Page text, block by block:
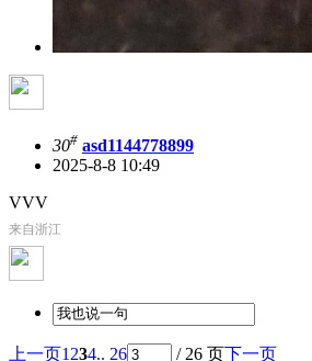
30# asd1144778899
2025-8-8 10:49
VVV
来自浙江
上一页1 234.. 26 / 26 页下一页